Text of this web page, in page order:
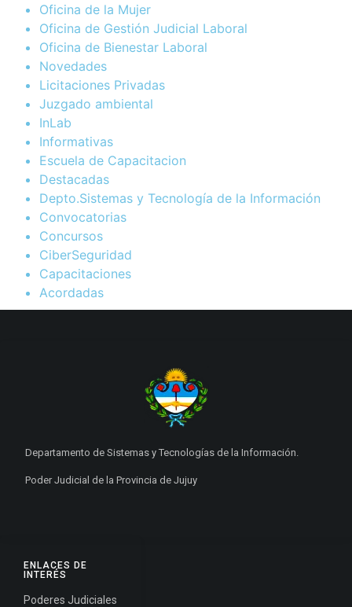
Oficina de la Mujer
Oficina de Gestión Judicial Laboral
Oficina de Bienestar Laboral
Novedades
Licitaciones Privadas
Juzgado ambiental
InLab
Informativas
Escuela de Capacitacion
Destacadas
Depto.Sistemas y Tecnología de la Información
Convocatorias
Concursos
CiberSeguridad
Capacitaciones
Acordadas
ENLACES DE
INTERÉS
Poderes Judiciales
Departamento de Sistemas y Tecnologías de la Información.
Poder Judicial de la Provincia de Jujuy